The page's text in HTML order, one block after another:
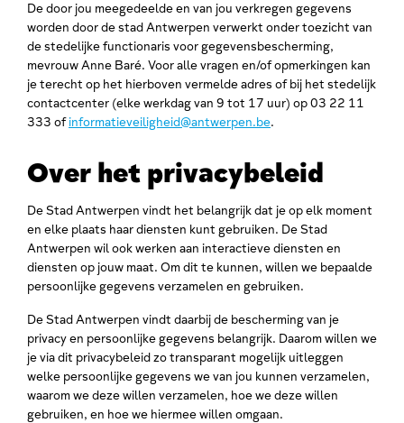
De door jou meegedeelde en van jou verkregen gegevens
worden door de stad Antwerpen verwerkt onder toezicht van
de stedelijke functionaris voor gegevensbescherming,
mevrouw Anne Baré. Voor alle vragen en/of opmerkingen kan
je terecht op het hierboven vermelde adres of bij het stedelijk
contactcenter (elke werkdag van 9 tot 17 uur) op 03 22 11
333 ofinformatieveiligheid@antwerpen.be.
Over het privacybeleid
De Stad Antwerpen vindt het belangrijk dat je op elk moment
en elke plaats haar diensten kunt gebruiken. De Stad
Antwerpen wil ook werken aan interactieve diensten en
diensten op jouw maat. Om dit te kunnen, willen we bepaalde
persoonlijke gegevens verzamelen en gebruiken.
De Stad Antwerpen vindt daarbij de bescherming van je
privacy en persoonlijke gegevens belangrijk. Daarom willen we
je via dit privacybeleid zo transparant mogelijk uitleggen
welke persoonlijke gegevens we van jou kunnen verzamelen,
waarom we deze willen verzamelen, hoe we deze willen
gebruiken, en hoe we hiermee willen omgaan.